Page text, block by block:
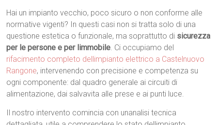
Hai un impianto vecchio, poco sicuro o non conforme alle
normative vigenti? In questi casi non si tratta solo di una
questione estetica o funzionale, ma soprattutto di sicurezza
per le persone e per limmobile. Ci occupiamo del
rifacimento completo dellimpianto elettrico a Castelnuovo
Rangone, intervenendo con precisione e competenza su
ogni componente: dal quadro generale ai circuiti di
alimentazione, dai salvavita alle prese e ai punti luce.
Il nostro intervento comincia con unanalisi tecnica